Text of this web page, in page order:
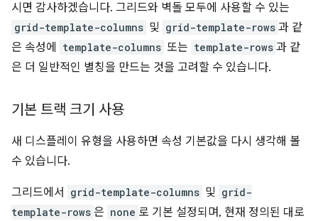
시면 감사하겠습니다. 그리드와 벽돌 모두에 사용할 수 있는
grid-template-columns 및 grid-template-rows 과 같
은 속성에
template-columns 또는 template-rows 과 같
은 더 일반적인 별칭을 만드는 것을 고려할 수 있습니다.
기본 트랙 크기 사용
새 디스플레이 유형을 사용하면 속성 기본값을 다시 생각해 볼
수 있습니다.
그리드에서 grid-template-columns 및 grid-
template-rows 은 none 로 기본 설정되며, 현재 정의된 대로